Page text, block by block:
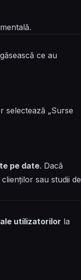
ce au
selectează „Surse
pe date. Dacă
sau studii de
utilizatorilor la